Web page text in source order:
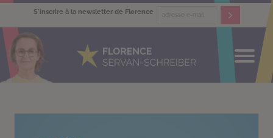
S'inscrire à la newsletter de Florence